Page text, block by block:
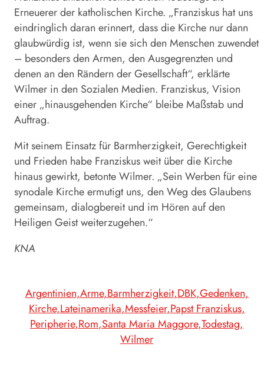
Erneuerer der katholischen Kirche. „Franziskus hat uns
eindringlich daran erinnert, dass die Kirche nur dann
glaubwürdig ist, wenn sie sich den Menschen zuwendet
– besonders den Armen, den Ausgegrenzten und
denen an den Rändern der Gesellschaft“, erklärte
Wilmer in den Sozialen Medien. Franziskus‚ Vision
einer „hinausgehenden Kirche“ bleibe Maßstab und
Auftrag.
Mit seinem Einsatz für Barmherzigkeit, Gerechtigkeit
und Frieden habe Franziskusweit über die Kirche
hinaus gewirkt, betonte Wilmer. „Sein Werben für eine
synodale Kirche ermutigt uns, den Weg des Glaubens
gemeinsam, dialogbereit und im Hören auf den
Heiligen Geist weiterzugehen.“
KNA
Argentinien Arme Barmherzigkeit DBK Gedenken
Kirche Lateinamerika Messfeier Papst Franziskus
Peripherie Rom Santa Maria Maggore Todestag
Wilmer